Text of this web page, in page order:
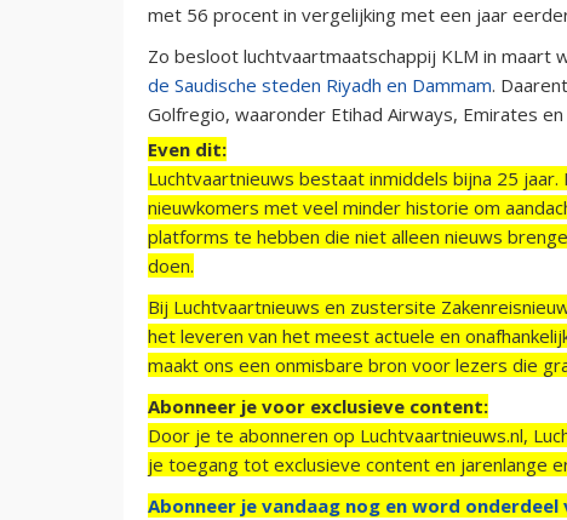
met 56 procent in vergelijking met een jaar
Zo besloot luchtvaartmaatschappij KLM in maart
de Saudische steden Riyadh en Dammam.
Golfregio, waaronder Etihad Airways, Emirates
Even dit:
Luchtvaartnieuws bestaat inmiddels bijna 25
nieuwkomers met veel minder historie om
platforms te hebben die niet alleen nieuws
doen.
Bij Luchtvaartnieuws en zustersite
het leveren van het meest actuele en
maakt ons een onmisbare bron voor lezers die
Abonneer je voor exclusieve content:
Door je te abonneren op Luchtvaartnieuws.nl,
je toegang tot exclusieve content en jarenlange
Abonneer je vandaag nog en word